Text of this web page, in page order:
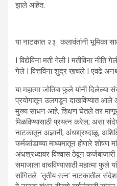
झाले आहेत.
या नाटकात २३ कलावंतांनी भूमिका
I विद्येविना मती गेली I मतीविना नीति
गेले I वित्तविना शुद्र खचले I एवढे
या महात्मा जोतिबा फुले यांनी दिलेल्या
प्रयोगातून उलगडून दाखविण्यात आले
मुख्य साधन आहे. शिक्षण घेतले तर माणूस
मिळविण्यासाठी प्रयत्न करेल; असा
नाटकातून अज्ञानी, अंधश्रध्दाळू,
कर्मकांडाच्या माध्यमातून होणारे
अंधश्रध्दावर विश्वास ठेवून
समाजाला वाचविण्यासाठी महात्मा फुले
सांगितले. ‘तृतीय रत्न’ नाटकातील